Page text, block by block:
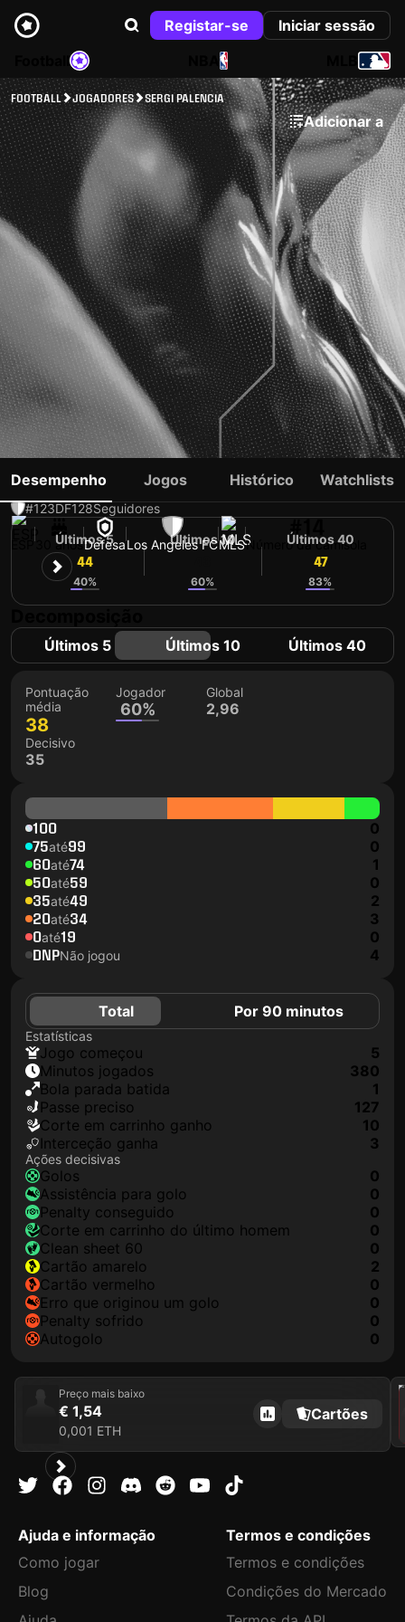
Registar-se
Iniciar sessão
NBA
FOOTBALL JOGADORES SERGI PALENCIA
Adicionar a
SERGI PALENCIA
#123DF128Seguidores
30 anosDefesaLos Angeles FCMLS
#14
Número da camisola
Desempenho Jogos Histórico Watchlists
Últimos 5
44
40%
Últimos 10
60%
Últimos 40
47
83%
Últimos 5 Últimos 10 Últimos 40
Pontuação
média
38
Jogador
60%
Global
2,96
Decisivo
35
100 0
75até99 0
60até74 1
50até59 0
35até49 2
20até34 3
0até19 0
DNPNão jogou 4
Total Por 90 minutos
Estatísticas
jogo começou
5
minutos jogados
380
Bola parada batida
1
passe preciso
127
corte em carrinho ganho
10
interceção ganha
3
Ações decisivas
golos
0
assistência para golo
0
penalty conseguido
0
corte em carrinho do último homem
0
clean sheet 60
0
cartão amarelo
2
cartão vermelho
0
erro que originou um golo
0
penalty sofrido
0
autogolo
0
Preço mais baixo
€ 1,54
0,001 ETH
Cartões
2024
Ajuda e informação
Como jogar
Blog
Termos e condições
Termos e condições
Condições do Mercado